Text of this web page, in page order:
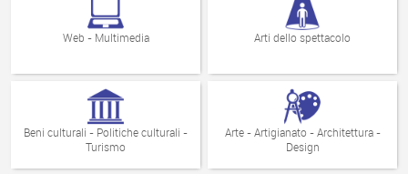
Web - Multimedia Arti dello spettacolo
Beni culturali - Politiche culturali -
Turismo
Arte - Artigianato - Architettura -
Design